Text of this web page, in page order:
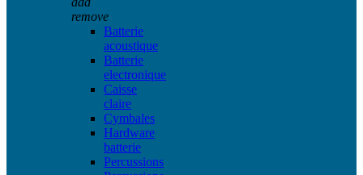
remove
Batterie
acoustique
Batterie
electronique
Caisse
claire
Cymbales
Hardware
batterie
Percussions